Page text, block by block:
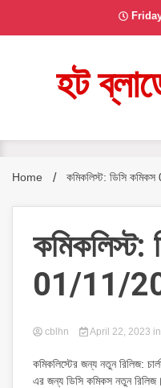
হট
Home কমিকলিস্ট: ডিসি
কমিকলিস্ট:
01/11/
cblhn April 22, 2023
কমিকলিস্টের জন্য নতুন রিলিজ:
এর জন্য ডিসি কমিকস নতুন রিলিজ।